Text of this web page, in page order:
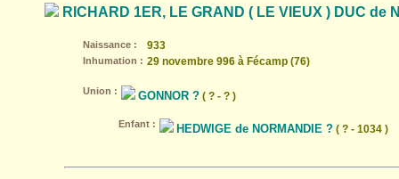
RICHARD 1ER, LE GRAND ( LE VIEUX ) DUC de
Naissance : 933
Inhumation : 29 novembre 996 à Fécamp (76)
Union : GONNOR ? ( ? - ? )
Enfant : HEDWIGE de NORMANDIE ? ( ? - 1034 )